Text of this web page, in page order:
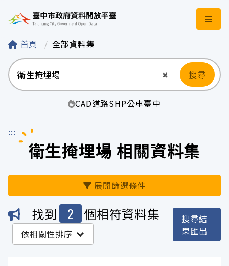
臺中市政府資料開
首頁 全部資料集
✖ 清空輸入
搜尋
CAD道路SHP公車臺中
:::
衛生掩埋場 相關資料集
展開篩選條件
機關找到 2 個相符資料集
依相關性排序
搜尋結
果匯出